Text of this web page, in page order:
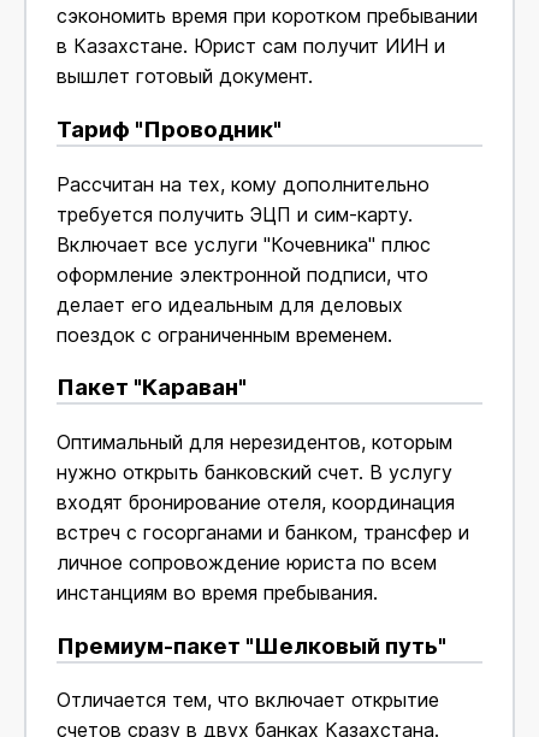
сэкономить время при коротком пребывании
в Казахстане. Юрист сам получит ИИН и
вышлет готовый документ.
Тариф "Проводник"
Рассчитан на тех, кому дополнительно
требуется получить ЭЦП и сим-карту.
Включает все услуги "Кочевника" плюс
оформление электронной подписи, что
делает его идеальным для деловых
поездок с ограниченным временем.
Пакет "Караван"
Оптимальный для нерезидентов, которым
нужно открыть банковский счет. В услугу
входят бронирование отеля, координация
встреч с госорганами и банком, трансфер и
личное сопровождение юриста по всем
инстанциям во время пребывания.
Премиум-пакет "Шелковый путь"
Отличается тем, что включает открытие
счетов сразу в двух банках Казахстана.